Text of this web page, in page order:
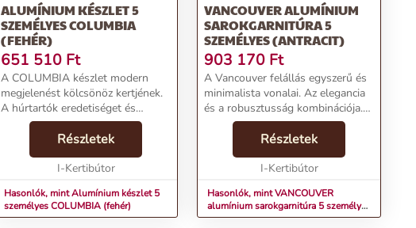
ALUMÍNIUM KÉSZLET 5
SZEMÉLYES COLUMBIA
(FEHÉR)
651 510 Ft
A COLUMBIA készlet modern
megjelenést kölcsönöz kertjének.
A húrtartók eredetiséget és
légiességet adnak a bútoroknak....
Részletek
I-Kertibútor
Hasonlók, mint Alumínium készlet 5
személyes COLUMBIA (fehér)
VANCOUVER ALUMÍNIUM
SAROKGARNITÚRA 5
SZEMÉLYES (ANTRACIT)
903 170 Ft
A Vancouver felállás egyszerű és
minimalista vonalai. Az elegancia
és a robusztusság kombinációja.
Az epoxi kezeléssel és
vízlepergető betétekkel ellátott
alumínium konstrukciónak
köszönhetően a kert...
Részletek
I-Kertibútor
Hasonlók, mint VANCOUVER
alumínium sarokgarnitúra 5 személyes
(antracit)